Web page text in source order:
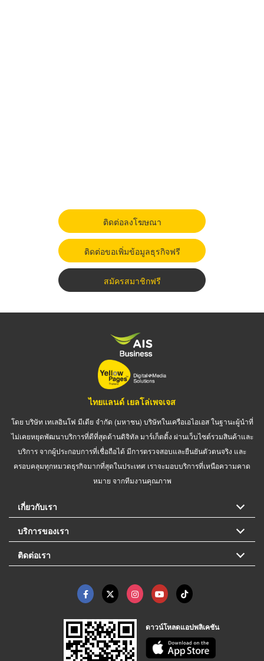
ติดต่อลงโฆษณา
ติดต่อขอเพิ่มข้อมูลธุรกิจฟรี
สมัครสมาชิกฟรี
ไทยแลนด์ เยลโล่เพจเจส
โดย บริษัท เทเลอินโฟ มีเดีย จำกัด (มหาชน) บริษัทในเครือเอไอเอส ในฐานะผู้นำที่
ไม่เคยหยุดพัฒนาบริการที่ดีที่สุดด้านดิจิทัล มาร์เก็ตติ้ง ผ่านเว็บไซต์รวมสินค้าและ
บริการ จากผู้ประกอบการที่เชื่อถือได้ มีการตรวจสอบและยืนยันตัวตนจริง และ
ครอบคลุมทุกหมวดธุรกิจมากที่สุดในประเทศ เราจะมอบบริการที่เหนือความคาด
หมาย จากทีมงานคุณภาพ
เกี่ยวกับเรา
บริการของเรา
ติดต่อเรา
ดาวน์โหลดแอปพลิเคชัน